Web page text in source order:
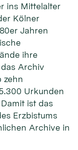
ins Mittelalter
Kölner
Jahren
ihre
Archiv
zehn
Urkunden
ist das
Erzbistums
Archive in